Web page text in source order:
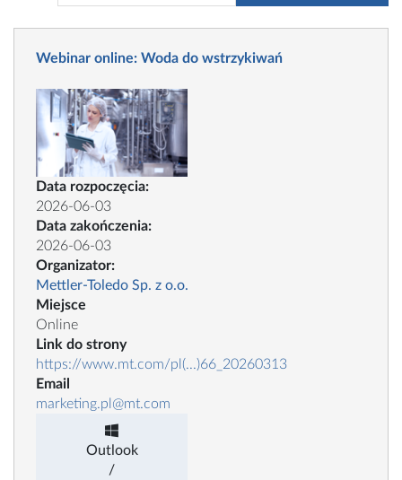
Webinar online: Woda do wstrzykiwań
Data rozpoczęcia:
2026-06-03
Data zakończenia:
2026-06-03
Organizator:
Mettler-Toledo Sp. z o.o.
Miejsce
Online
Link do strony
https://www.mt.com/pl(...)66_20260313
Email
marketing.pl@mt.com
Outlook
/